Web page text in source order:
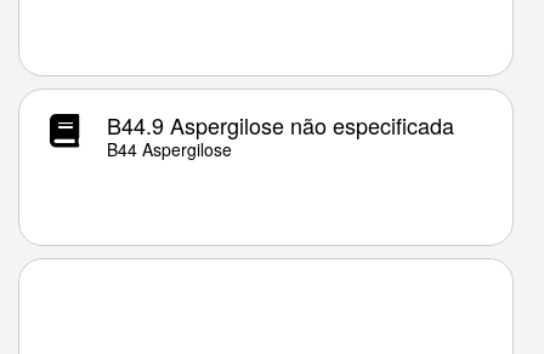
B44.9 Aspergilose não especificada
B44 Aspergilose